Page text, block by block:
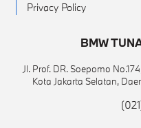
Privacy Policy
BMW
Jl. Prof. DR. Soepomo
Kota Jakarta Selatan,